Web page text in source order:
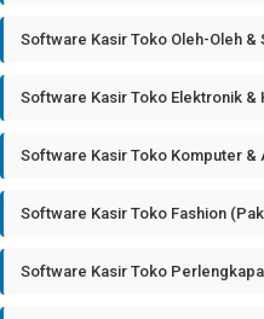
Software Kasir Toko Oleh-Oleh &
Software Kasir Toko Elektronik &
Software Kasir Toko Komputer &
Software Kasir Toko Fashion
Software Kasir Toko